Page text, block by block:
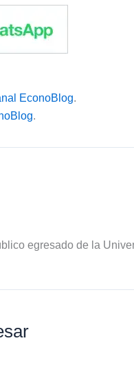
EconoBlog.
.
egresado de la